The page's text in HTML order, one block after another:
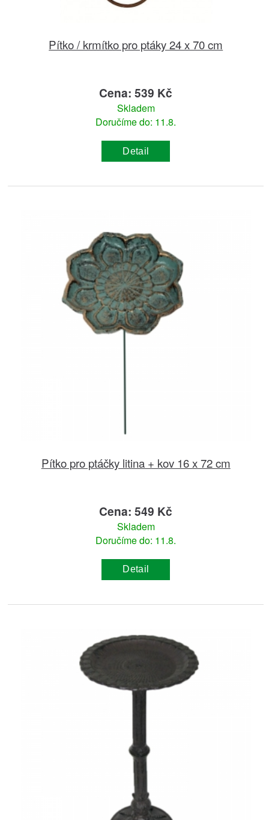
Pítko / krmítko pro ptáky 24 x 70 cm
Cena: 539 Kč
Skladem
Doručíme do: 11.8.
Detail
Pítko pro ptáčky litina + kov 16 x 72 cm
Cena: 549 Kč
Skladem
Doručíme do: 11.8.
Detail